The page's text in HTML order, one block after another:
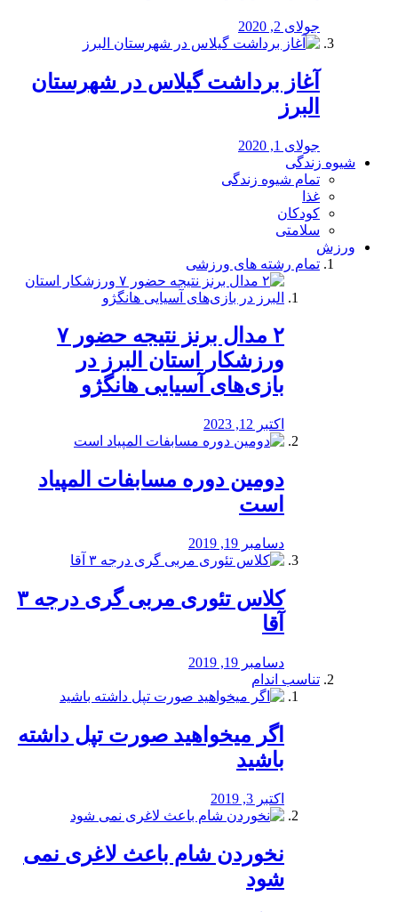
جولای 2, 2020
آغاز برداشت گیلاس در شهرستان
البرز
جولای 1, 2020
شیوه زندگی
تمام شیوه زندگی
غذا
کودکان
سلامتی
ورزش
تمام رشته های ورزشی
۲ مدال برنز نتیجه حضور ۷
ورزشکار استان البرز در
بازی‌های آسیایی هانگژو
اکتبر 12, 2023
دومین دوره مسابفات المپیاد
است
دسامبر 19, 2019
کلاس تئوری مربی گری درجه ۳
آقا
دسامبر 19, 2019
تناسب اندام
اگر میخواهید صورت تپل داشته
باشید
اکتبر 3, 2019
نخوردن شام باعث لاغری نمی
‌شود